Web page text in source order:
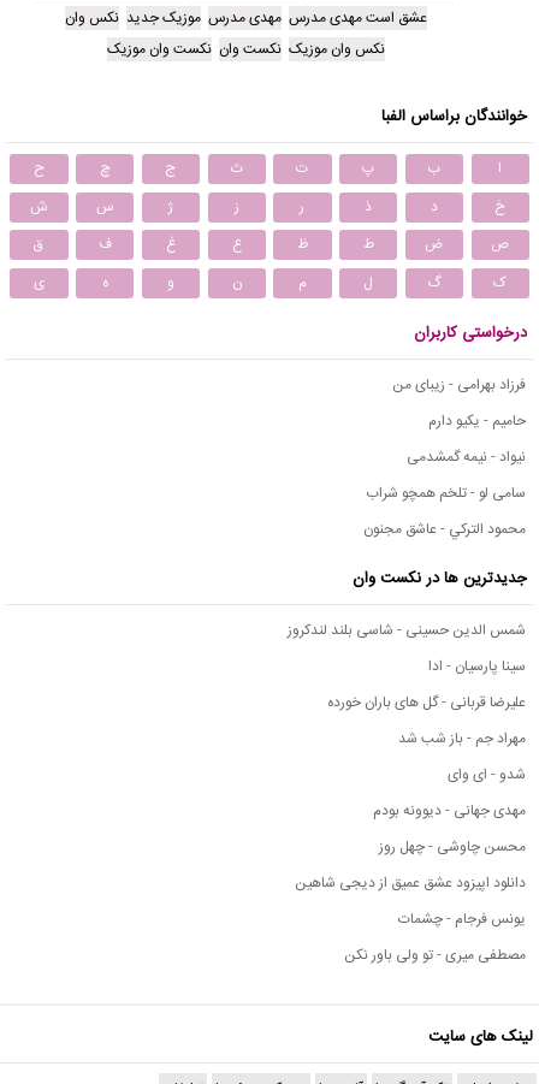
عشق است مهدی مدرس مهدی مدرس موزیک جدید نکس وان
نکس وان موزیک نکست وان نکست وان موزیک
خوانندگان براساس الفبا
ا ب پ ت ث ج چ
ح
خ
د ذ ر ز ژ س
ش
ص
ض ط ظ ع غ ف
ق
ک
گ ل م ن و ه ی
درخواستی کاربران
فرزاد بهرامی - زیبای من
حامیم - یکیو دارم
نیواد - نیمه گمشدمی
سامی لو - تلخم همچو شراب
محمود التركي - عاشق مجنون
جدیدترین ها در نکست وان
شمس الدین حسینی - شاسی بلند لندکروز
سینا پارسیان - ادا
علیرضا قربانی - گل های باران خورده
مهراد جم - باز شب شد
شدو - ای وای
مهدی جهانی - دیوونه بودم
محسن چاوشی - چهل روز
دانلود اپیزود عشق عمیق از دیجی شاهین
یونس فرجام - چشمات
مصطفی میری - تو ولی باور نکن
لینک های سایت